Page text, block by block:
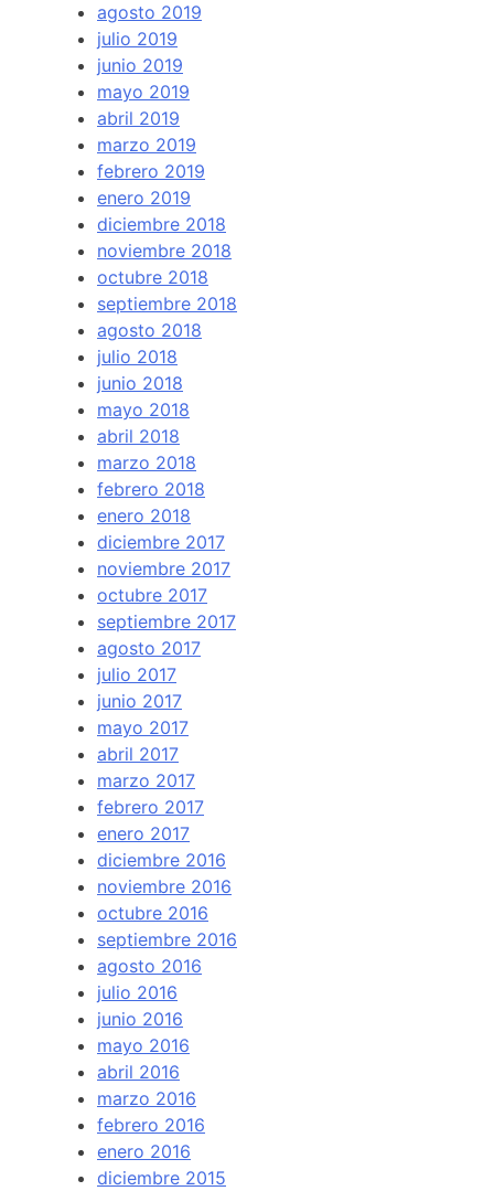
agosto 2019
julio 2019
junio 2019
mayo 2019
abril 2019
marzo 2019
febrero 2019
enero 2019
diciembre 2018
noviembre 2018
octubre 2018
septiembre 2018
agosto 2018
julio 2018
junio 2018
mayo 2018
abril 2018
marzo 2018
febrero 2018
enero 2018
diciembre 2017
noviembre 2017
octubre 2017
septiembre 2017
agosto 2017
julio 2017
junio 2017
mayo 2017
abril 2017
marzo 2017
febrero 2017
enero 2017
diciembre 2016
noviembre 2016
octubre 2016
septiembre 2016
agosto 2016
julio 2016
junio 2016
mayo 2016
abril 2016
marzo 2016
febrero 2016
enero 2016
diciembre 2015